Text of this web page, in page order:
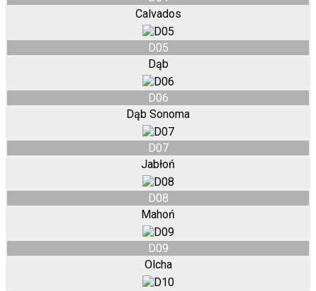
Calvados
D05
Dąb
D06
Dąb Sonoma
D07
Jabłoń
D08
Mahoń
D09
Olcha